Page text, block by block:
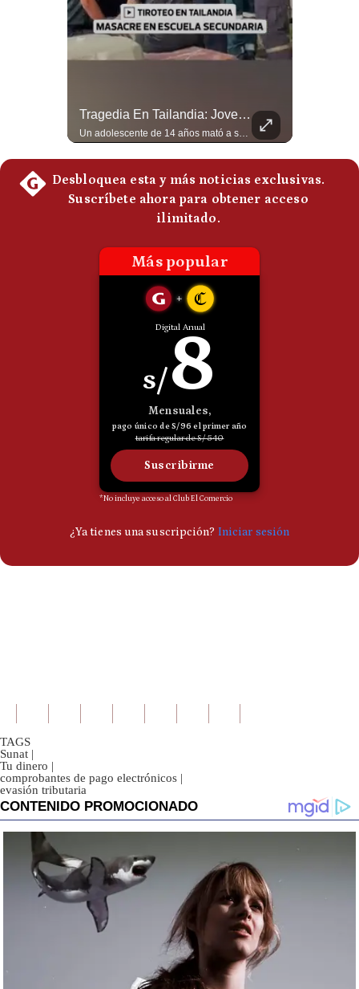
Tragedia En Tailandia: Joven De 14 Años Ataca A Su Familia Y Colegio | Gestión Mundo
Un adolescente de 14 años mató a sus abuelos y luego atacó su colegio de secundaria en Tailandia, dejando cinco fallecidos adicionales y más de 30 heridos antes de quitarse la vida. Según las autoridades y el primer ministro Anutin Charnvirakul, el hecho habría sido motivado por estrés académico extremo. El suceso reabre el debate sobre la alta posesión de armas de fuego en el país asiático. #Tailandia #Noticias #UltimaHora #NoticiasInternacionales #Shorts 👉 Suscríbete y activa la campana para no perderte nuestro análisis diario. 🌎 Síguenos en nuestras redes sociales: 📌 Web oficial: https://gestion.pe/mundo/ 📌 LinkedIn: http://bit.ly/3HYIET0 📌 X (Twitter): http://bit.ly/4noZtX9 📌 TikTok: http://bit.ly/4evB6TO
TAGS
Sunat |
Tu dinero |
comprobantes de pago electrónicos |
evasión tributaria